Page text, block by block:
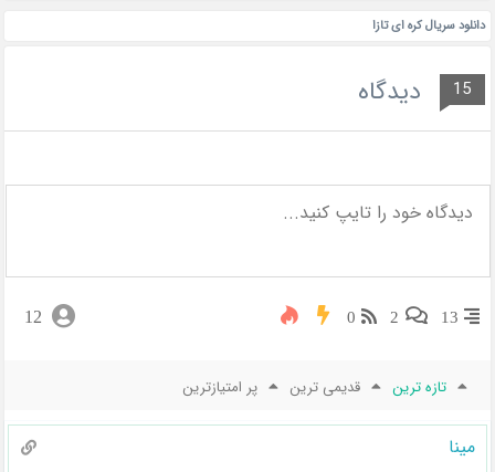
دانلود سریال کره ای تازا
15 دیدگاه
13
2
0
12
تازه ترین قدیمی ترین پر امتیازترین
مینا